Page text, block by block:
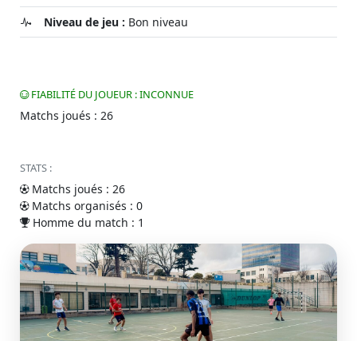
Niveau de jeu : Bon niveau
FIABILITÉ DU JOUEUR : INCONNUE
Matchs joués : 26
STATS :
Matchs joués : 26
Matchs organisés : 0
Homme du match : 1